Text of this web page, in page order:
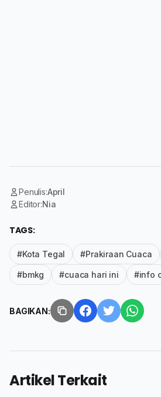
Penulis:April
Editor:Nia
TAGS:
#Kota Tegal #Prakiraan Cuaca
#bmkg #cuaca hari ini #info
BAGIKAN:
Artikel Terkait